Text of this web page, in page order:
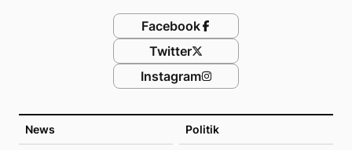
News Politik
Facebook
Twitter
Instagram